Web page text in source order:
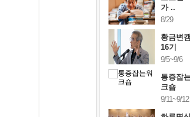
가 ..
8/29
황금변
16기
9/5~9/6
통증잡
크숍
9/11~9/12